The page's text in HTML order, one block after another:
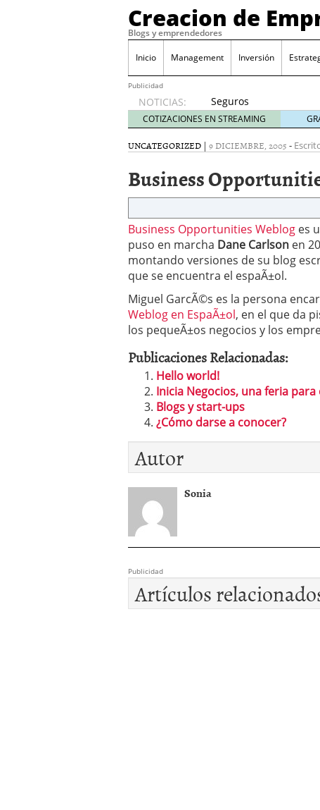
Creacion de
Blogs y emprendedores
Inicio Management Inversión
Publicidad
NOTICIAS:
Seguros
de
convenio
en
la
obligación
que
empresas
descubren
cuando
ya es
demasiado
tarde
2026/07/20
Por qué el 85% de las
evitar ser una de ellas)
Barcelona y Madrid: dos
Si estás buscando tu
en 2026
2026/02/16
Cinco unicornios
2026/02/08
COTIZACIONES EN STREAMING
UNCATEGORIZED | 9 DICIEMBRE, 2005 -
Business
Business Opportunities Weblog es
puso en marcha Dane Carlson en
montando versiones de su blog
que se encuentra el espaÃ±ol.
Miguel GarcÃ©s es la persona
Weblog en EspaÃ±ol, en el que da
los pequeÃ±os negocios y los
Publicaciones Relacionadas:
Hello world!
Inicia Negocios, una feria
Blogs y start-ups
¿Cómo darse a conocer?
Autor
Sonia
Publicidad
Artículos